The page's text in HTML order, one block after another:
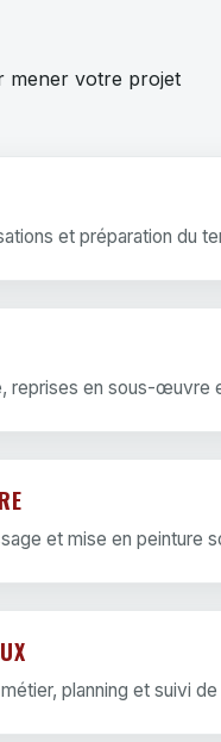
mener votre projet
et préparation du
reprises en sous-œuvre
et mise en peinture
planning et suivi de